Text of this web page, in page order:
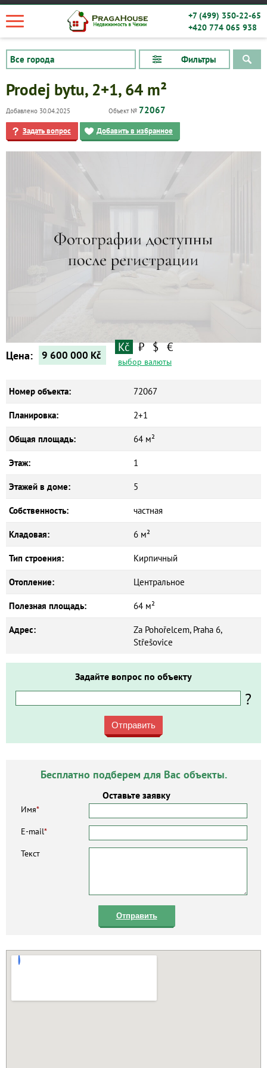
+7 (499) 350-22-65
+420 774 065 938
Фильтры
Prodej bytu, 2+1, 64 m²
Добавлено 30.04.2025 Объект № 72067
Задать вопрос Добавить в избранное
Цена: 9 600 000 Kč
Kč ₽ $ €
выбор валюты
Номер объекта: 72067
Планировка: 2+1
Общая площадь: 64 м²
Этаж: 1
Этажей в доме: 5
Собственность: частная
Кладовая: 6 м²
Тип строения: Кирпичный
Отопление: Центральное
Полезная площадь: 64 м²
Адрес:
Za Pohořelcem, Praha 6,
Střešovice
Задайте вопрос по объекту
?
Отправить
Бесплатно подберем для Вас объекты.
Оставьте заявку
Имя*
E-mail*
Текст
Отправить